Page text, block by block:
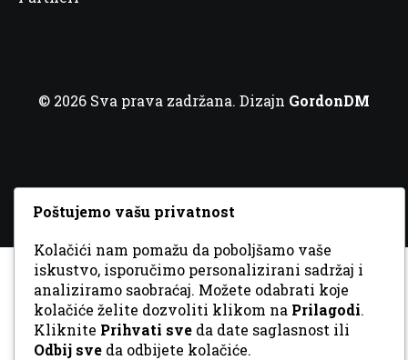
© 2026 Sva prava zadržana. Dizajn GordonDM
Poštujemo vašu privatnost
Kolačići nam pomažu da poboljšamo vaše
iskustvo, isporučimo personalizirani sadržaj i
analiziramo saobraćaj. Možete odabrati koje
kolačiće želite dozvoliti klikom na Prilagodi.
Kliknite Prihvati sve da date saglasnost ili
Odbij sve da odbijete kolačiće.